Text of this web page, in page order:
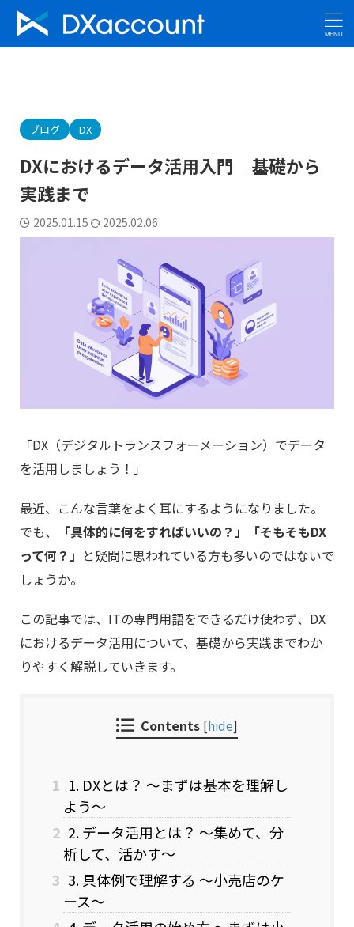
ブログ DX
DXにおけるデータ活用入門｜基礎から
実践まで
2025.01.15 2025.02.06
「DX（デジタルトランスフォーメーション）でデータ
を活用しましょう！」
最近、こんな言葉をよく耳にするようになりました。
でも、
「具体的に何をすればいいの？」「そもそもDX
って何？」 と疑問に思われている方も多いのではないで
しょうか。
この記事では、ITの専門用語をできるだけ使わず、DX
におけるデータ活用について、基礎から実践までわか
りやすく解説していきます。
Contents [hide]
1 1. DXとは？ 〜まずは基本を理解し
よう〜
2 2. データ活用とは？ 〜集めて、分
析して、活かす〜
3 3. 具体例で理解する 〜小売店のケ
ース〜